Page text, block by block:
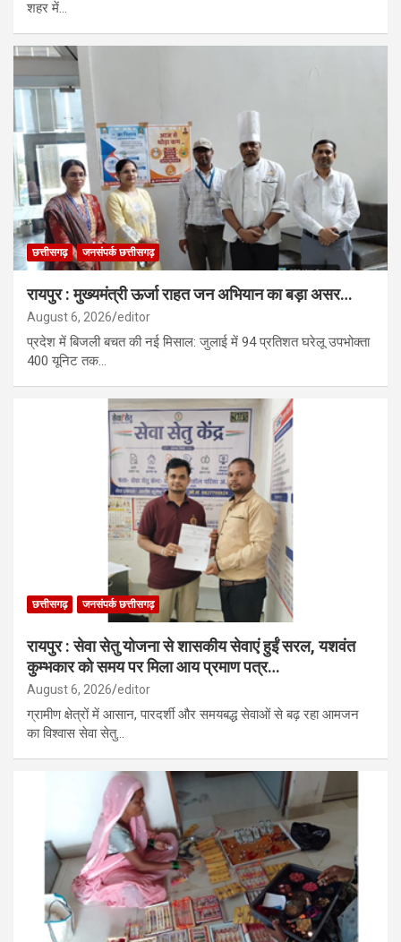
शहर में…
छत्तीसगढ़ जनसंपर्क छत्तीसगढ़
रायपुर : मुख्यमंत्री ऊर्जा राहत जन अभियान का बड़ा असर…
August 6, 2026 editor
प्रदेश में बिजली बचत की नई मिसाल: जुलाई में 94 प्रतिशत घरेलू उपभोक्ता
400 यूनिट तक…
छत्तीसगढ़ जनसंपर्क छत्तीसगढ़
रायपुर : सेवा सेतु योजना से शासकीय सेवाएं हुईं सरल, यशवंत
कुम्भकार को समय पर मिला आय प्रमाण पत्र…
August 6, 2026 editor
ग्रामीण क्षेत्रों में आसान, पारदर्शी और समयबद्ध सेवाओं से बढ़ रहा आमजन
का विश्वास सेवा सेतु…